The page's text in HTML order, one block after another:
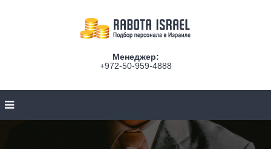
Менеджер:
+972-50-959-4888